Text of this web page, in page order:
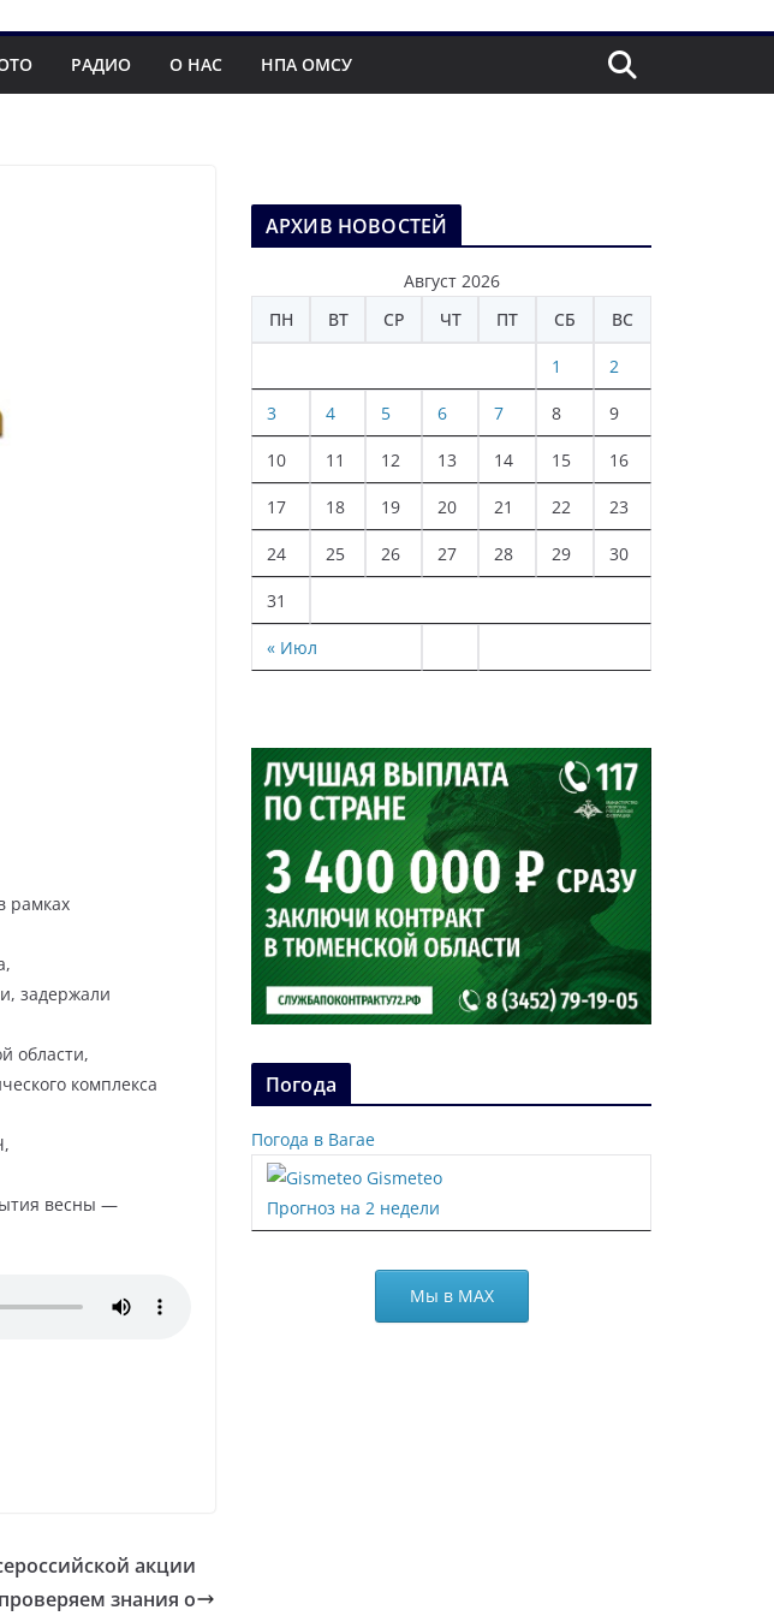
РАДИО О НАС НПА ОМСУ
рамках
задержали
области,
комплекса
весны —
акции
знания о
АРХИВ НОВОСТЕЙ
Август 2026
ПН
ВТ СР ЧТ ПТ СБ ВС
« Июл
1 2
3 4 5 6 7 8 9
10 11 12 13 14 15 16
17 18 19 20 21 22 23
24 25 26 27 28 29 30
31
Погода
Погода в Вагае
Gismeteo
Прогноз на 2 недели
Мы в МАХ